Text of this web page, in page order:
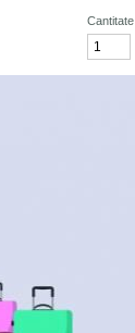
Cantitate